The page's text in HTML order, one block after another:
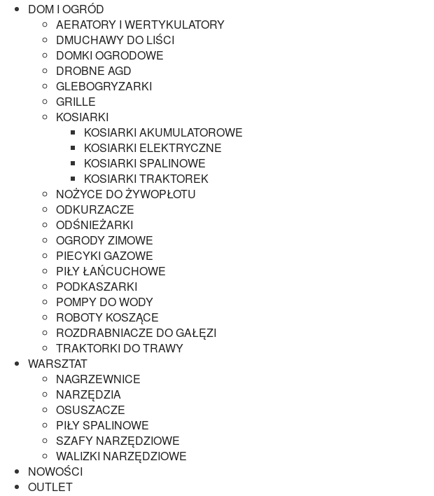
DOM I OGRÓD
AERATORY I WERTYKULATORY
DMUCHAWY DO LIŚCI
DOMKI OGRODOWE
DROBNE AGD
GLEBOGRYZARKI
GRILLE
KOSIARKI
KOSIARKI AKUMULATOROWE
KOSIARKI ELEKTRYCZNE
KOSIARKI SPALINOWE
KOSIARKI TRAKTOREK
NOŻYCE DO ŻYWOPŁOTU
ODKURZACZE
ODŚNIEŻARKI
OGRODY ZIMOWE
PIECYKI GAZOWE
PIŁY ŁAŃCUCHOWE
PODKASZARKI
POMPY DO WODY
ROBOTY KOSZĄCE
ROZDRABNIACZE DO GAŁĘZI
TRAKTORKI DO TRAWY
WARSZTAT
NAGRZEWNICE
NARZĘDZIA
OSUSZACZE
PIŁY SPALINOWE
SZAFY NARZĘDZIOWE
WALIZKI NARZĘDZIOWE
NOWOŚCI
OUTLET